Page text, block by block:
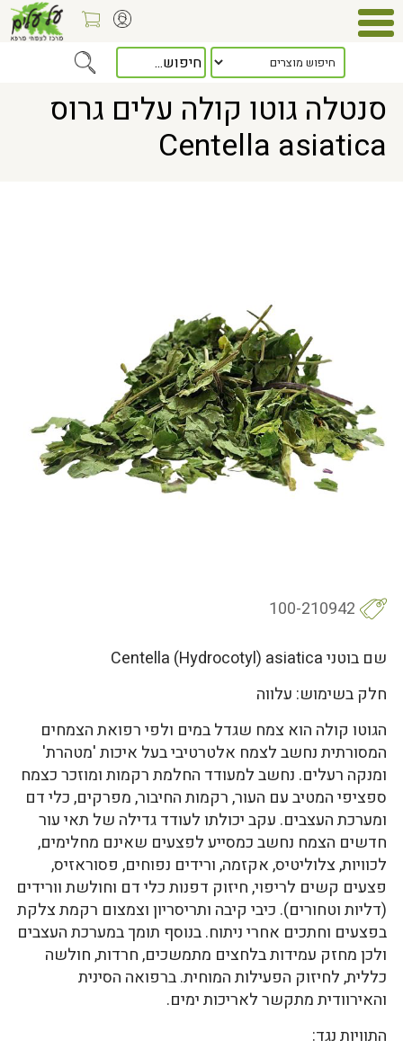
> סנטלה גוטו קולה עלים גרוס Centella asiatica
סנטלה גוטו קולה עלים גרוס
Centella asiatica
100-210942
שם בוטני Centella (Hydrocotyl) asiatica
חלק בשימוש: עלווה
הגוטו קולה הוא צמח שגדל במים ולפי רפואת הצמחים
המסורתית נחשב לצמח אלטרטיבי בעל איכות 'מטהרת'
ומנקה רעלים. נחשב למעודד החלמת רקמות ומוזכר כצמח
ספציפי המטיב עם העור, רקמות החיבור, מפרקים, כלי דם
ומערכת העצבים. עקב יכולתו לעודד גדילה של תאי עור
חדשים הצמח נחשב כמסייע לפצעים שאינם מחלימים,
לכוויות, צלוליטיס, אקזמה, ורידים נפוחים, פסוראזיס,
פצעים קשים לריפוי, חיזוק דפנות כלי דם וחולשת וורידים
(דליות וטחורים). כיבי קיבה ותריסריון וצמצום רקמת צלקת
בפצעים וחתכים אחרי ניתוח. בנוסף תומך במערכת העצבים
ולכן מחזק עמידות בלחצים מתמשכים, חרדות, חולשה
כללית, לחיזוק הפעילות המוחית. ברפואה הסינית
והאירוודית מתקשר לאריכות ימים.
התוויות נגד: